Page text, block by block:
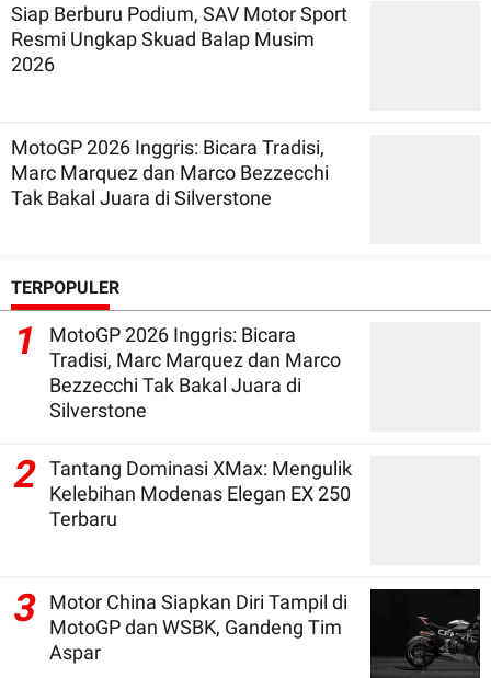
Siap Berburu Podium, SAV Motor Sport
Resmi Ungkap Skuad Balap Musim
2026
MotoGP 2026 Inggris: Bicara Tradisi,
Marc Marquez dan Marco Bezzecchi
Tak Bakal Juara di Silverstone
TERPOPULER
1
MotoGP 2026 Inggris: Bicara
Tradisi, Marc Marquez dan Marco
Bezzecchi Tak Bakal Juara di
Silverstone
2 Tantang Dominasi XMax: Mengulik
Kelebihan Modenas Elegan EX 250
Terbaru
3
Motor China Siapkan Diri Tampil di
MotoGP dan WSBK, Gandeng Tim
Aspar